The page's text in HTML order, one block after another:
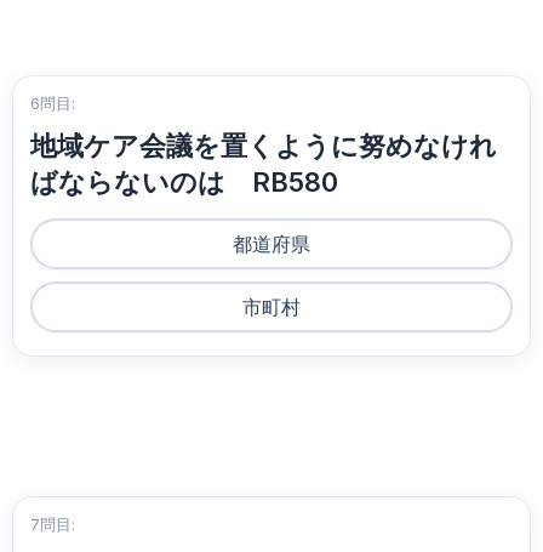
6問目:
地域ケア会議を置くように努めなけれ
ばならないのは RB580
都道府県
市町村
7問目: